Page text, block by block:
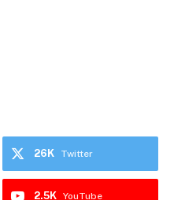
Twitter
26K
YouTube
2.5K